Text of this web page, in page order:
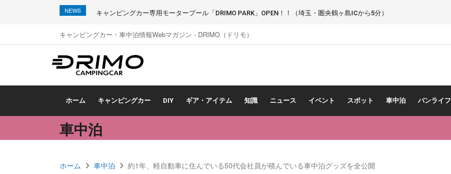
NEWS キャンピングカー専用モータープール「DRIMO PARK」OPEN！！（埼玉・圏央鶴ヶ島ICから5分）
キャンピングカー・車中泊情報Webマガジン - DRIMO（ドリモ）
ホーム キャンピングカー DIY ギア・アイテム 知識 ニュース イベント スポット 車中泊 バンライフ
車中泊
ホーム 車中泊 約1年、軽自動車に住んでいる50代会社員が積んでいる車中泊グッズを全公開